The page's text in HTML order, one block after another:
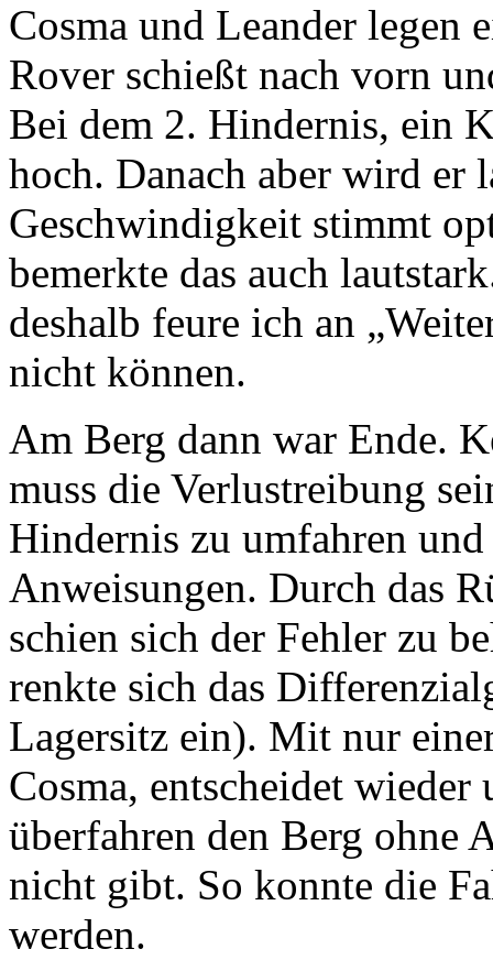
Cosma und Leander legen
Rover schießt nach vorn
Bei dem 2. Hindernis, ein
hoch. Danach aber wird er
Geschwindigkeit stimmt
bemerkte das auch
deshalb feure ich an
nicht können.
Am Berg dann war Ende.
muss die Verlustreibung
Hindernis zu umfahren
Anweisungen. Durch das
schien sich der Fehler zu
renkte sich das
Lagersitz ein). Mit nur
Cosma, entscheidet
überfahren den Berg ohne
nicht gibt. So konnte die
werden.